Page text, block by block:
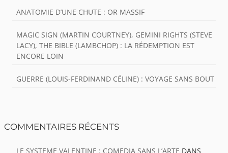
ANATOMIE D’UNE CHUTE : OR MASSIF
MAGIC SIGN (MARTIN COURTNEY), GEMINI RIGHTS (STEVE
LACY), THE BIBLE (LAMBCHOP) : LA RÉDEMPTION EST
ENCORE LOIN
GUERRE (LOUIS-FERDINAND CÉLINE) : VOYAGE SANS BOUT
COMMENTAIRES RÉCENTS
LE SYSTEME VALENTINE : COMEDIA SANS L’ARTE DANS